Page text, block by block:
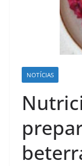
NOTÍCIAS